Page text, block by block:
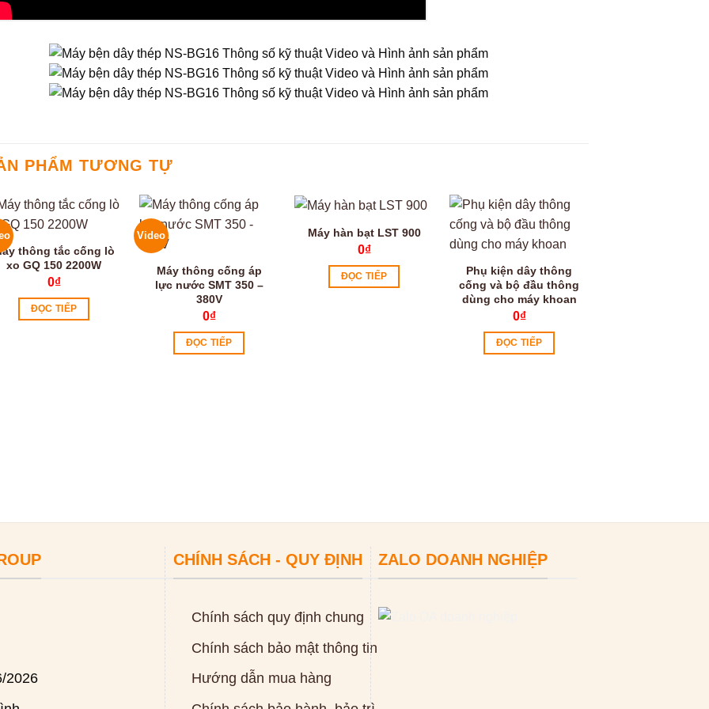
PHẨM TƯƠNG TỰ
thông tắc cống lò
xo GQ 150 2200W
0₫
ĐỌC TIẾP
Video
Máy thông cống áp
lực nước SMT 350 –
380V
0₫
ĐỌC TIẾP
Máy hàn bạt LST 900
0₫
ĐỌC TIẾP
Phụ kiện dây thông
cống và bộ đầu thông
dùng cho máy khoan
0₫
ĐỌC TIẾP
2026
CHÍNH SÁCH - QUY ĐỊNH
Chính sách quy định chung
Chính sách bảo mật thông tin
Hướng dẫn mua hàng
ZALO DOANH NGHIỆP